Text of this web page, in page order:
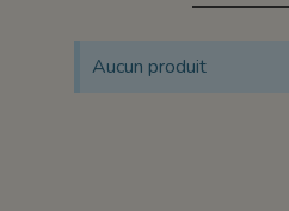
Aucun produit